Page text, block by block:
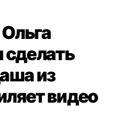
сделать
из
видео